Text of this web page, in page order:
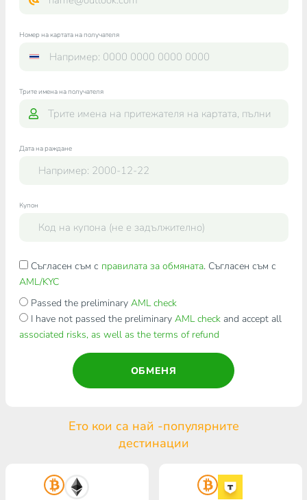
Номер на картата на получателя
Трите имена на получателя
Дата на раждане
Купон
Съгласен съм с правилата за обмяната. Съгласен съм с
AML/KYC
Passed the preliminary AML check
I have not passed the preliminary AML checkand accept all
associated risks, as well as the terms of refund
ОБМЕНЯ
Ето кои са най -популярните
дестинации